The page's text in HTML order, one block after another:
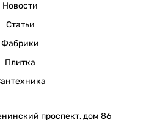
Новости
Статьи
Фабрики
Плитка
проспект, дом 86